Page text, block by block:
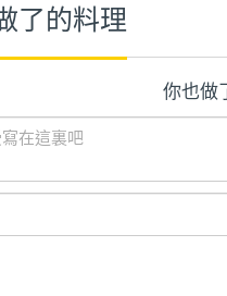
了的料理
你也做